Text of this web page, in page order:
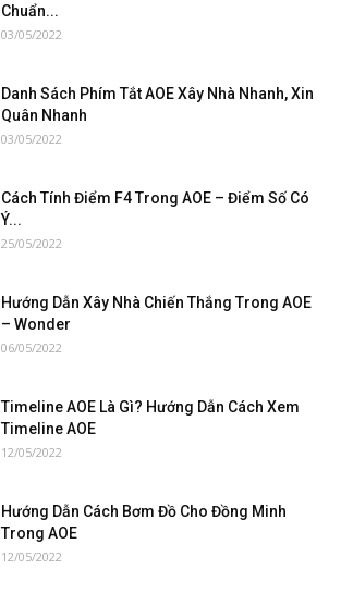
Chuẩn...
03/05/2022
Danh Sách Phím Tắt AOE Xây Nhà Nhanh, Xin
Quân Nhanh
03/05/2022
Cách Tính Điểm F4 Trong AOE – Điểm Số Có
Ý...
25/05/2022
Hướng Dẫn Xây Nhà Chiến Thắng Trong AOE
– Wonder
06/05/2022
Timeline AOE Là Gì? Hướng Dẫn Cách Xem
Timeline AOE
12/05/2022
Hướng Dẫn Cách Bơm Đồ Cho Đồng Minh
Trong AOE
12/05/2022